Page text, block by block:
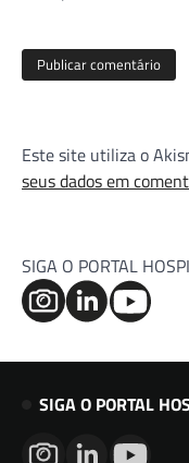
Este site utiliza o
seus dados em
SIGA O PORTAL
SIGA O PORTAL